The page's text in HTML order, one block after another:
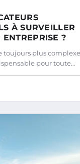
À SURVEILLER
?
toujours plus complexe
pour toute…